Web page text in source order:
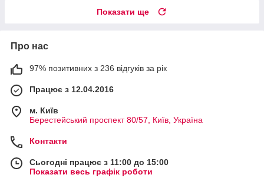
Показати ще
Про нас
97% позитивних з 236 відгуків за рік
Працює з 12.04.2016
м. Київ
Берестейський проспект 80/57, Київ, Україна
Контакти
Сьогодні працює з 11:00 до 15:00
Показати весь графік роботи